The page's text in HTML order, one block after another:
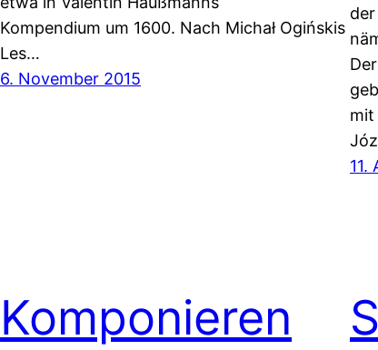
Kompendium um 1600. Nach Michał Ogińskis
Les…
6. November 2015
mit
11.
Komponieren